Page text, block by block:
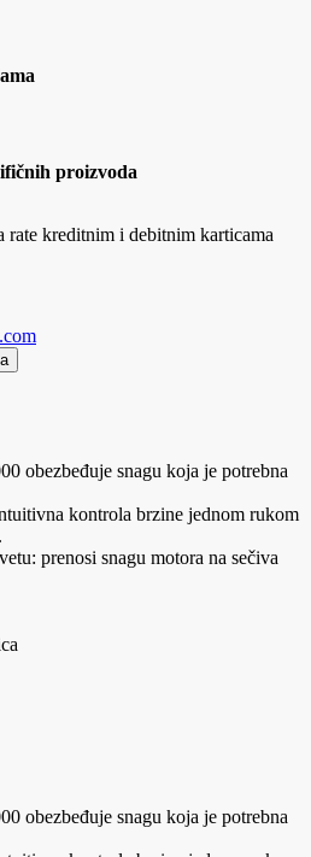
proizvoda
rate kreditnim i debitnim karticama
obezbeđuje snagu koja je potrebna
kontrola brzine jednom rukom
prenosi snagu motora na sečiva
obezbeđuje snagu koja je potrebna